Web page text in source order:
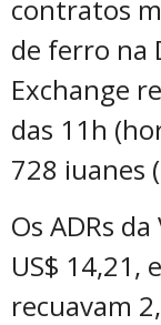
contratos
de ferro na
Exchange
das 11h
728 iuanes
Os ADRs
US$ 14,21,
recuavam